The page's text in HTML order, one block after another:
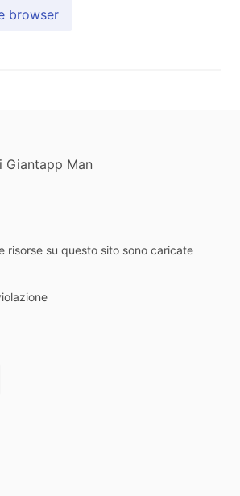
browser
Giantapp Man
risorse su questo sito sono caricate